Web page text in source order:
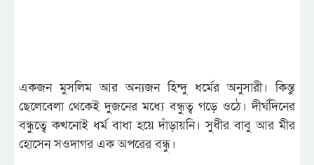
একজন মুসলিম আর অন্যজন হিন্দু ধর্মের অনুসারী। কিন্তু
ছেলেবেলা থেকেই দুজনের মধ্যে বন্ধুত্ব গড়ে ওঠে। দীর্ঘদিনের
বন্ধুত্বে কখনোই ধর্ম বাধা হয়ে দাঁড়ায়নি। সুধীর বাবু আর মীর
হোসেন সওদাগর এক অপরের বন্ধু।